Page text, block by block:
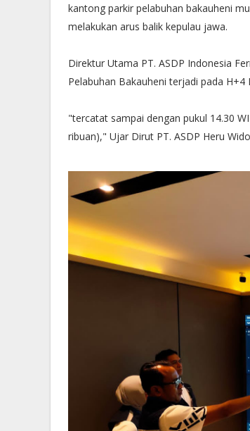
kantong parkir pelabuhan bakauheni
melakukan arus balik kepulau jawa.
Direktur Utama PT. ASDP Indonesia
Pelabuhan Bakauheni terjadi pada H+4
"tercatat sampai dengan pukul 14.30
ribuan)," Ujar Dirut PT. ASDP Heru